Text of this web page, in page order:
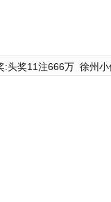
:头奖11注666万 徐州